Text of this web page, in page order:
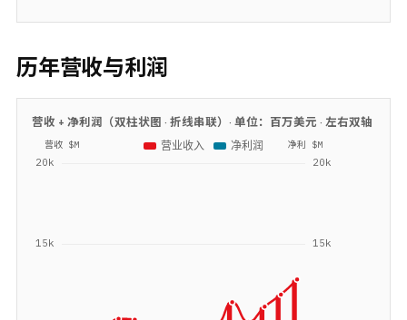
历年营收与利润
营收 + 净利润（双柱状图 · 折线串联）· 单位： 百万美元 · 左右双轴